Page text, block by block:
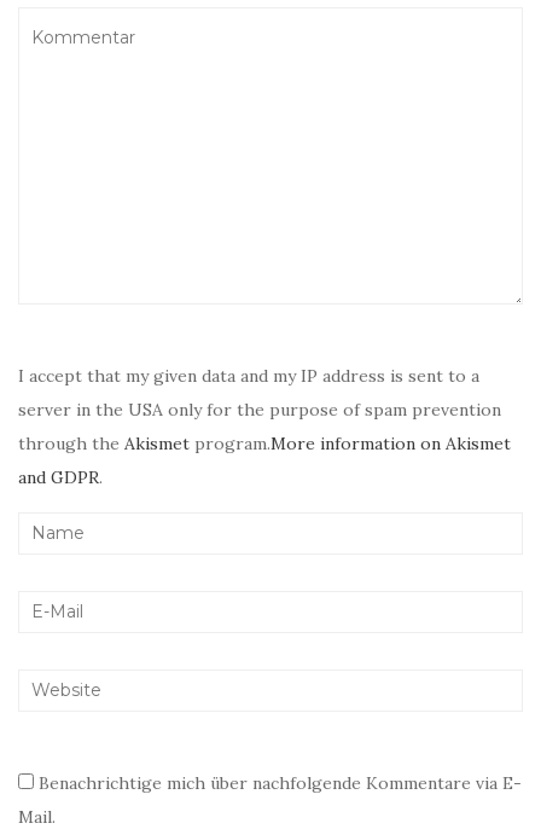
I accept that my given data and my IP address is sent to a
server in the USA only for the purpose of spam prevention
through the Akismet program.More information on Akismet
and GDPR.
Benachrichtige mich über nachfolgende Kommentare via E-
Mail.